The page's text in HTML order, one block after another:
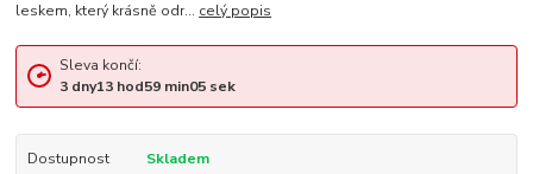
leskem, který krásně odr... celý popis
Sleva končí:
3 dny13hod59min05sek
Dostupnost
Skladem